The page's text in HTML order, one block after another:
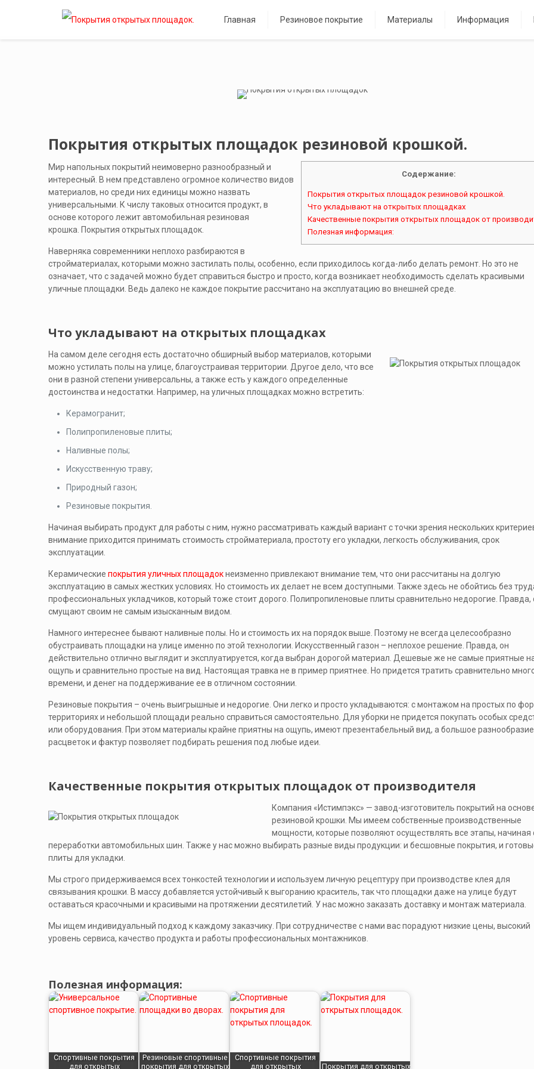
Главная Резиновое покрытие Материалы Информация
Покрытия открытых площадок резиновой крошкой.
Содержание:
Покрытия открытых площадок резиновой крошкой.
Что укладывают на открытых площадках
Качественные покрытия открытых площадок от
Полезная информация:
Мир напольных покрытий неимоверно разнообразный и
интересный. В нем представлено огромное количество видов
материалов, но среди них единицы можно назвать
универсальными. К числу таковых относится продукт, в
основе которого лежит автомобильная резиновая
крошка. Покрытия открытых площадок.
Наверняка современники неплохо разбираются в
стройматериалах, которыми можно застилать полы, особенно, если приходилось когда-либо делать ремонт. Но это не
означает, что с задачей можно будет справиться быстро и просто, когда возникает необходимость сделать красивыми
уличные площадки. Ведь далеко не каждое покрытие рассчитано на эксплуатацию во внешней среде.
Что укладывают на открытых площадках
На самом деле сегодня есть достаточно обширный выбор материалов, которыми
можно устилать полы на улице, благоустраивая территории. Другое дело, что все
они в разной степени универсальны, а также есть у каждого определенные
достоинства и недостатки. Например, на уличных площадках можно встретить:
Керамогранит;
Полипропиленовые плиты;
Наливные полы;
Искусственную траву;
Природный газон;
Резиновые покрытия.
Начиная выбирать продукт для работы с ним, нужно рассматривать каждый вариант с точки зрения нескольких
внимание приходится принимать стоимость стройматериала, простоту его укладки, легкость обслуживания, срок
эксплуатации.
Керамические покрытия уличных площадокнеизменно привлекают внимание тем, что они рассчитаны на долгую
эксплуатацию в самых жестких условиях. Но стоимость их делает не всем доступными. Также здесь не обойтись без
профессиональных укладчиков, который тоже стоит дорого. Полипропиленовые плиты сравнительно недорогие. Правда,
смущают своим не самым изысканным видом.
Намного интереснее бывают наливные полы. Но и стоимость их на порядок выше. Поэтому не всегда целесообразно
обустраивать площадки на улице именно по этой технологии. Искусственный газон – неплохое решение. Правда, он
действительно отлично выглядит и эксплуатируется, когда выбран дорогой материал. Дешевые же не самые приятные
ощупь и сравнительно простые на вид. Настоящая травка не в пример приятнее. Но придется тратить сравнительно
времени, и денег на поддерживание ее в отличном состоянии.
Резиновые покрытия – очень выигрышные и недорогие. Они легко и просто укладываются: с монтажом на простых по
территориях и небольшой площади реально справиться самостоятельно. Для уборки не придется покупать особых
или оборудования. При этом материалы крайне приятны на ощупь, имеют презентабельный вид, а большое разнообразие
расцветок и фактур позволяет подбирать решения под любые идеи.
Качественные покрытия открытых площадок от производителя
Компания «Истимпэкс» — завод-изготовитель покрытий на
резиновой крошки. Мы имеем собственные производственные
мощности, которые позволяют осуществлять все этапы, начиная
переработки автомобильных шин. Также у нас можно выбирать разные виды продукции: и бесшовные покрытия, и
плиты для укладки.
Мы строго придерживаемся всех тонкостей технологии и используем личную рецептуру при производстве клея для
связывания крошки. В массу добавляется устойчивый к выгоранию краситель, так что площадки даже на улице будут
оставаться красочными и красивыми на протяжении десятилетий. У нас можно заказать доставку и монтаж материала.
Мы ищем индивидуальный подход к каждому заказчику. При сотрудничестве с нами вас порадуют низкие цены, высокий
уровень сервиса, качество продукта и работы профессиональных монтажников.
Полезная информация:
Спортивные покрытия
для открытых
Резиновые спортивные
покрытия для открытых
Спортивные покрытия
для открытых
Покрытия для открытых